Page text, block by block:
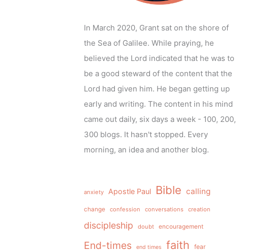
In March 2020, Grant sat on the shore of
the Sea of Galilee. While praying, he
believed the Lord indicated that he was to
be a good steward of the content that the
Lord had given him. He began getting up
early and writing. The content in his mind
came out daily, six days a week - 100, 200,
300 blogs. It hasn't stopped. Every
morning, an idea and another blog.
anxiety Apostle Paul Bible calling
change confession conversations creation
discipleship doubt encouragement
End-times end times faith fear